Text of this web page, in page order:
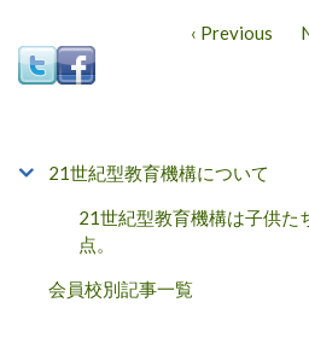
‹ Previous
21世紀型教育機構について
21世紀型教育機構は子供た
点。
会員校別記事一覧